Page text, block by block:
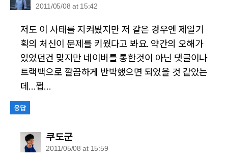
2011/05/08 at 15:42
저도 이 사태를 지켜봤지만 저 같은 경우엔 제일기
획의 처신이 문제를 키웠다고 봐요. 약간의 오해가
있었던건 맞지만 네이버를 통한것이 아닌 댓글이나
트랙백으로 깔끔하게 반박했으면 되었을 것 같았는
데…쩝…
응답
쿠도군says:
2011/05/08 at 15:59